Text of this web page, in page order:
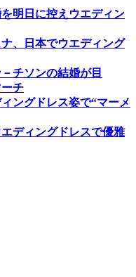
明日に控えウエディン
、日本でウエディング
チソンの結婚が目
チ
ングドレス姿で“マーメ
ディングドレスで優雅